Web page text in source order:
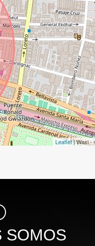
Leaflet| Wasi -
SOMOS